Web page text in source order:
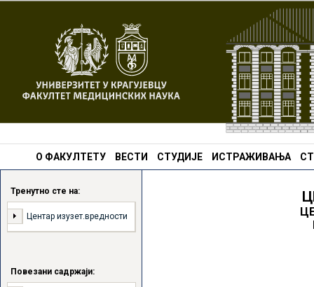
О ФАКУЛТЕТУ ВЕСТИ СТУДИЈЕ ИСТРАЖИВАЊА
Тренутно сте на:
Центaр изузет.вредности
Повезани садржаји: